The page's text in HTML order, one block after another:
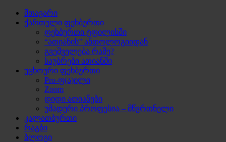
მთავარი
ქართული ფეხბურთი
ფეხბურთი ტფილისში
“ათიანის” ანთოლოგიიდან
გვეშველება რამე?
საუბრები ათიანში
უცხოური ფეხბურთი
Pro-ფ(ა)ილი
Zoom
დიდი ათიანები
უმადური პროფესია – მწვრთნელი
კალათბურთი
რაგბი
ბლოგი